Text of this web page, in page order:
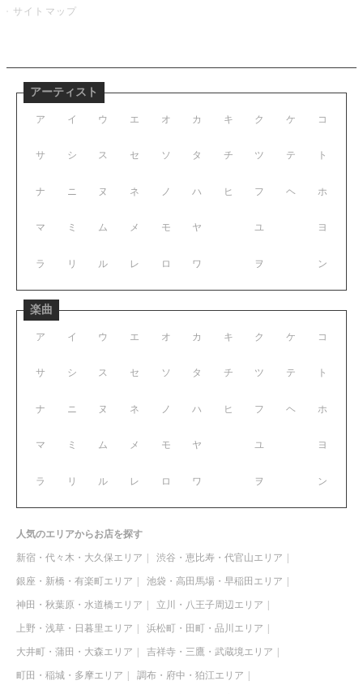
サイトマップ
アーティスト
ア イ ウ エ オ
サ シ ス セ ソ
ナ ニ ヌ ネ ノ
マ ミ ム メ モ
ラ リ ル レ ロ
カ キ ク ケ コ
タ チ ツ テ ト
ハ ヒ フ ヘ ホ
ヤ ユ ヨ
ワ ヲ ン
楽曲
ア イ ウ エ オ
サ シ ス セ ソ
ナ ニ ヌ ネ ノ
マ ミ ム メ モ
ラ リ ル レ ロ
カ キ ク ケ コ
タ チ ツ テ ト
ハ ヒ フ ヘ ホ
ヤ ユ ヨ
ワ ヲ ン
人気のエリアからお店を探す
新宿・代々木・大久保エリア 渋谷・恵比寿・代官山エリア
銀座・新橋・有楽町エリア 池袋・高田馬場・早稲田エリア
神田・秋葉原・水道橋エリア 立川・八王子周辺エリア
上野・浅草・日暮里エリア 浜松町・田町・品川エリア
大井町・蒲田・大森エリア 吉祥寺・三鷹・武蔵境エリア
町田・稲城・多摩エリア 調布・府中・狛江エリア